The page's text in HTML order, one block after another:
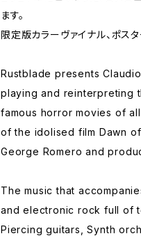
ます。
限定版カラーヴァイナル、ポスタ
Rustblade presents
playing and reinterpreting
famous horror movies of
of the idolised film Dawn
George Romero and
The music that
and electronic rock full of
Piercing guitars, Synth